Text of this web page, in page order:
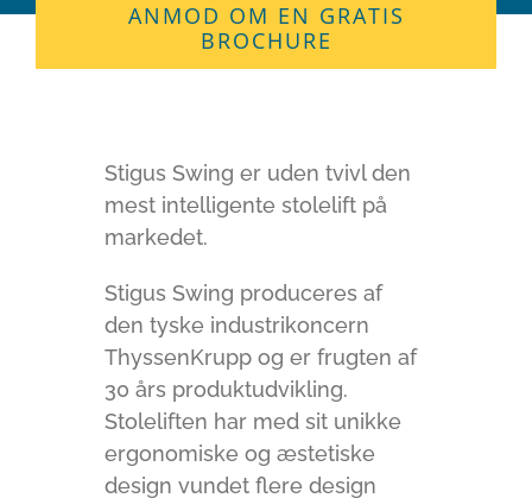
ANMOD OM EN GRATIS
BROCHURE
Stigus Swing er uden tvivl den
mest intelligente stolelift på
markedet.
Stigus Swing produceres af
den tyske industrikoncern
ThyssenKrupp og er frugten af
30 års produktudvikling.
Stoleliften har med sit unikke
ergonomiske og æstetiske
design vundet flere design